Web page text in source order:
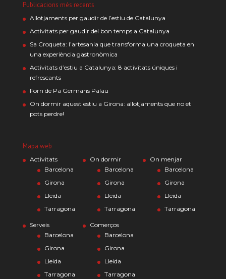
Publicacions més recents
Allotjaments per gaudir de l’estiu de Catalunya
Activitats per gaudir del bon temps a Catalunya
Sa Croqueta: l’artesania que transforma una croqueta en
una experiència gastronòmica
Activitats d’estiu a Catalunya: 8 activitats úniques i
refrescants
Forn de Pa Germans Palau
On dormir aquest estiu a Girona: allotjaments que no et
pots perdre!
Mapa web
Activitats
Barcelona
Girona
Lleida
Tarragona
On dormir
Barcelona
Girona
Lleida
Tarragona
On menjar
Barcelona
Girona
Lleida
Tarragona
Serveis
Barcelona
Girona
Lleida
Tarragona
Comerços
Barcelona
Girona
Lleida
Tarragona